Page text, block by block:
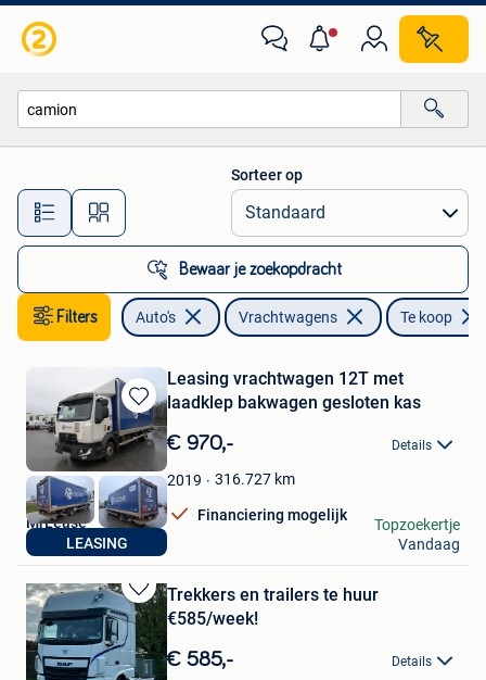
Alle afstanden…
Sorteer op
Bewaar je zoekopdracht
Filters Auto's Vrachtwagens Te koop
Bewaren
in
Mijn
Favorieten
LEASING
Leasing vrachtwagen 12T met
laadklep bakwagen gesloten kas
€ 970,- Details
2019 316.727 km
Financiering mogelijk
MrLease
Hooglede
Topzoekertje
Vandaag
Bewaren
in
Mijn
Favorieten
Trekkers en trailers te huur
€585/week!
€ 585,- Details